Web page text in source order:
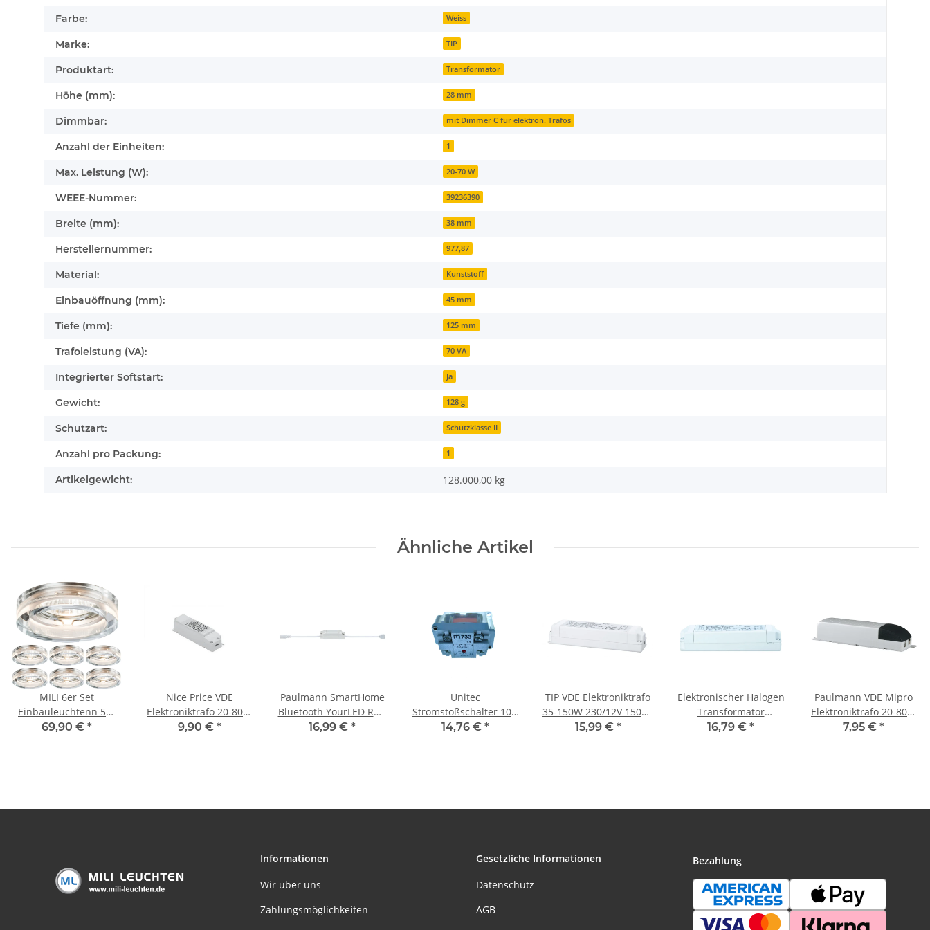
Farbe: Weiss
Marke: TIP
Produktart: Transformator
Höhe (mm): 28 mm
Dimmbar: mit Dimmer C für elektron. Trafos
Anzahl der Einheiten: 1
Max. Leistung (W): 20-70 W
WEEE-Nummer: 39236390
Breite (mm): 38 mm
Herstellernummer: 977,87
Material: Kunststoff
Einbauöffnung (mm): 45 mm
Tiefe (mm): 125 mm
Trafoleistung (VA): 70 VA
Integrierter Softstart: Ja
Gewicht: 128 g
Schutzart: Schutzklasse II
Anzahl pro Packung: 1
Artikelgewicht: 128.000,00 kg
Ähnliche Artikel
MILI 6er Set
Einbauleuchtenn 5W
GU10 3000K 230V 350
69,90 € *
Nice Price VDE
Elektroniktrafo 20-80W
230/12V 80VA Weiß
9,90 € *
Paulmann SmartHome
Bluetooth YourLED RGB
Controller max 60W 12V
16,99 € *
Unitec
Stromstoßschalter 10A
für
14,76 € *
TIP VDE Elektroniktrafo
35-150W 230/12V 150VA
Weiß
15,99 € *
Elektronischer Halogen
Transformator
min.35VA max.150VA
16,79 € *
Paulmann VDE Mipro
Elektroniktrafo 20-80W
230/12V 80VA
7,95 € *
Informationen
Wir über uns
Zahlungsmöglichkeiten
Gesetzliche Informationen
Datenschutz
AGB
Bezahlung